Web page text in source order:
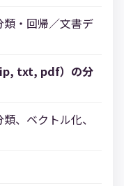
・回帰／文書デ
txt, pdf）の分
、ベクトル化、